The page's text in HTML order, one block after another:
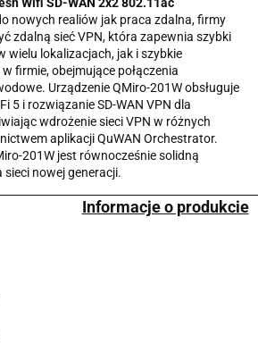
nowych realiów jak praca zdalna, firmy
zdalną sieć VPN, która zapewnia szybki
wielu lokalizacjach, jak i szybkie
firmie, obejmujące połączenia
Urządzenie QMiro-201W obsługuje
5 i rozwiązanie SD-WAN VPN dla
wdrożenie sieci VPN w różnych
aplikacji QuWAN Orchestrator.
201W jest równocześnie solidną
nowej generacji.
Informacje o produkcie